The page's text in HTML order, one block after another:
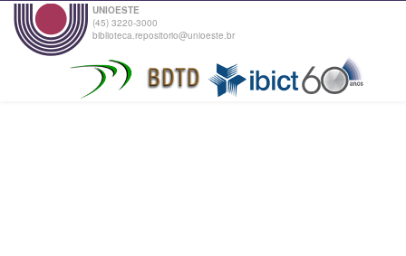
UNIOESTE
(45) 3220-3000
biblioteca.repositorio@unioeste.br